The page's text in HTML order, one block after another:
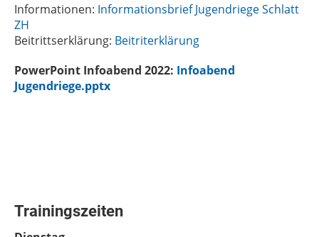
Informationen: Informationsbrief Jugendriege Schlatt
ZH
Beitrittserklärung: Beitriterklärung
PowerPoint Infoabend 2022: Infoabend
Jugendriege.pptx
Trainingszeiten